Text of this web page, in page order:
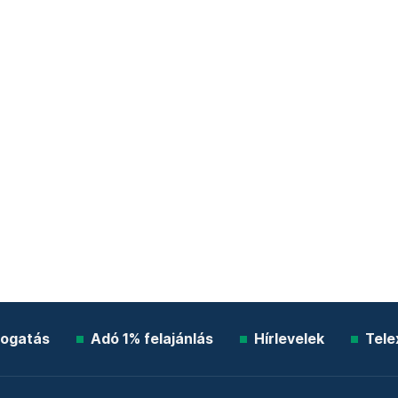
Adó 1% felajánlás Hírlevelek